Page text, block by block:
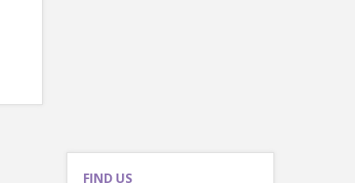
FIND US